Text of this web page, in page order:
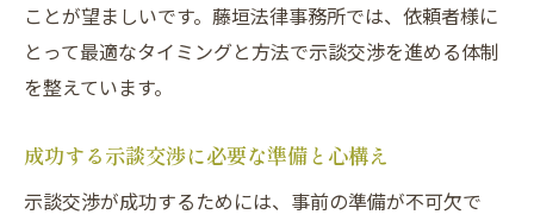
ことが望ましいです。藤垣法律事務所では、依頼者様に
とって最適なタイミングと方法で示談交渉を進める体制
を整えています。
成功する示談交渉に必要な準備と心構え
示談交渉が成功するためには、事前の準備が不可欠で